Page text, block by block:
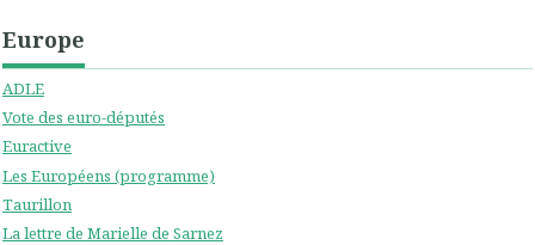
Europe
ADLE
Vote des euro-députés
Euractive
Les Européens (programme)
Taurillon
La lettre de Marielle de Sarnez